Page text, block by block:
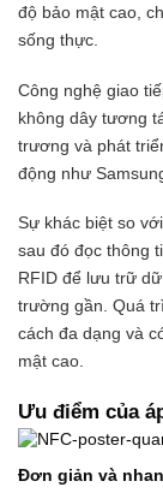
độ bảo mật cao,
sống thực.
Công nghệ giao
không dây tương
trương và phát
động như
Sự khác biệt so
sau đó đọc thông
RFID để lưu trữ
trường gần. Quá
cách đa dạng và
mật cao.
Ưu điểm của
Đơn giản và